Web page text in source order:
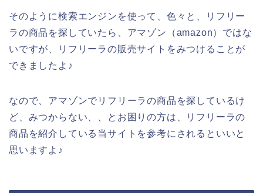
そのように検索エンジンを使って、色々と、リフリー
ラの商品を探していたら、アマゾン（amazon）ではな
いですが、リフリーラの販売サイトをみつけることが
できましたよ♪
なので、アマゾンでリフリーラの商品を探しているけ
ど、みつからない、、とお困りの方は、リフリーラの
商品を紹介している当サイトを参考にされるといいと
思いますよ♪